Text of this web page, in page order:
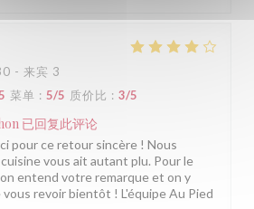
- 来宾 3
菜单 : 5/5 质价比 : 3/5
已回复此评论
pour ce retour sincère ! Nous
vous ait autant plu. Pour le
entend votre remarque et on y
revoir bientôt ! L'équipe Au Pied